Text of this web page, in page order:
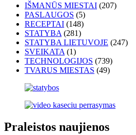
IŠMANŪS MIESTAI (207)
PASLAUGOS (5)
RECEPTAI (148)
STATYBA (281)
STATYBA LIETUVOJE (247)
SVEIKATA (1)
TECHNOLOGIJOS (739)
TVARUS MIESTAS (49)
Praleistos naujienos